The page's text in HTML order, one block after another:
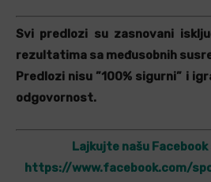
Svi predlozi su zasnovani
rezultatima sa međusobnih
Predlozi nisu ”100% sigurni” i
odgovornost.
Lajkujte našu
https://www.facebook.com/